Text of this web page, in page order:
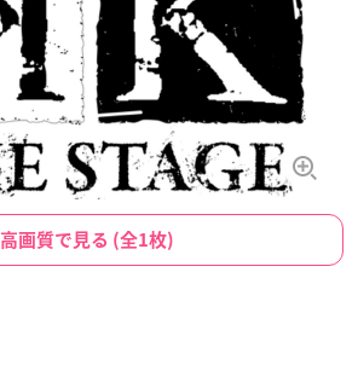
高画質で見る (全1枚)